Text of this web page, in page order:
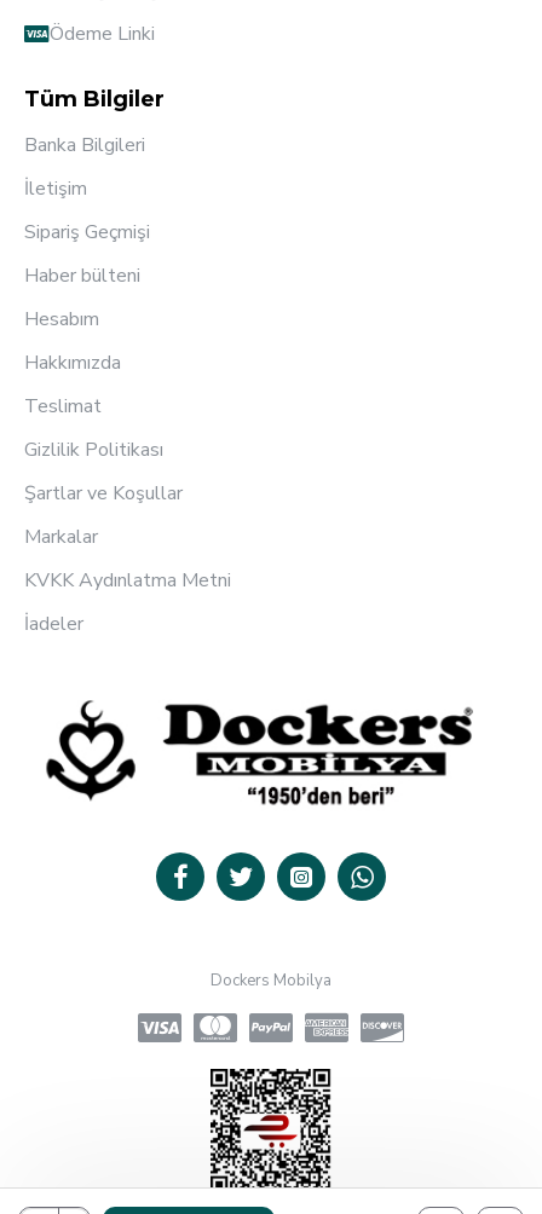
Ödeme Linki
Tüm Bilgiler
Banka Bilgileri
İletişim
Sipariş Geçmişi
Haber bülteni
Hesabım
Hakkımızda
Teslimat
Gizlilik Politikası
Şartlar ve Koşullar
Markalar
KVKK Aydınlatma Metni
İadeler
Dockers Mobilya